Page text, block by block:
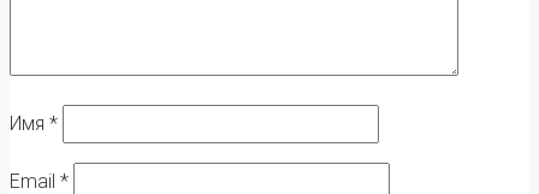
Имя *
Email *